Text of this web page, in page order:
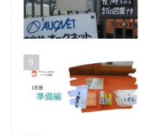
8